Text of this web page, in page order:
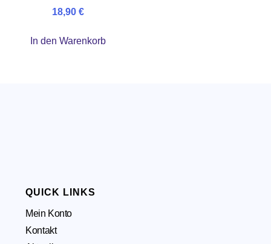
18,90 €
In den Warenkorb
QUICK LINKS
Mein Konto
Kontakt